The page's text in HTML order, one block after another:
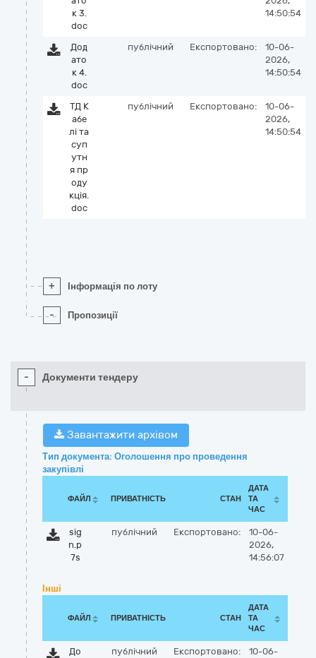
к 3.
doc
14:50:54
Дод
ато
к 4.
doc
публічний Експортовано:
10-06-
2026,
14:50:54
ТД К
абе
лі та
суп
утн
я пр
оду
кція.
doc
публічний Експортовано:
10-06-
2026,
14:50:54
+ Інформація по лоту
- Пропозиції
- Документи тендеру
Завантажити архівом
Тип документа: Оголошення про проведення
закупівлі
ФАЙЛ ПРИВАТНІСТЬ СТАН
ДАТА
ТА
ЧАС
sig
n.p
7s
публічний Експортовано:
10-06-
2026,
14:56:07
Інші
ФАЙЛ ПРИВАТНІСТЬ СТАН
ДАТА
ТА
ЧАС
До публічний Експортовано: 10-06-